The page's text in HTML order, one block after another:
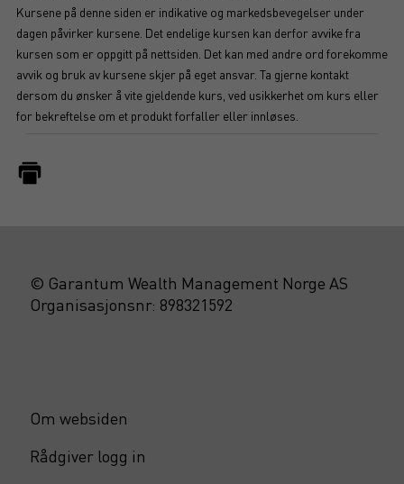
Kursene på denne siden er indikative og markedsbevegelser under
dagen påvirker kursene. Det endelige kursen kan derfor avvike fra
kursen som er oppgitt på nettsiden. Det kan med andre ord forekomme
avvik og bruk av kursene skjer på eget ansvar. Ta gjerne kontakt
dersom du ønsker å vite gjeldende kurs, ved usikkerhet om kurs eller
for bekreftelse om et produkt forfaller eller innløses.
© Garantum Wealth Management Norge AS
Organisasjonsnr: 898321592
Om websiden
Rådgiver logg in